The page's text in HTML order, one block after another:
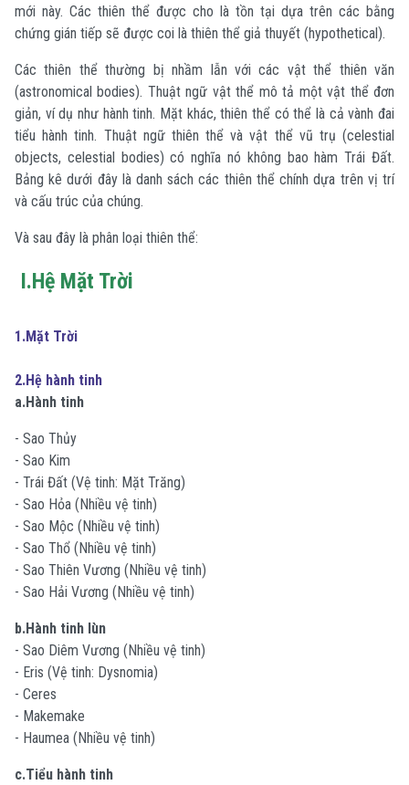
mới này. Các thiên thể được cho là tồn tại dựa trên các bằng
chứng gián tiếp sẽ được coi là thiên thể giả thuyết (hypothetical).
Các thiên thể thường bị nhầm lẫn với các vật thể thiên văn
(astronomical bodies). Thuật ngữ vật thể mô tả một vật thể đơn
giản, ví dụ như hành tinh. Mặt khác, thiên thể có thể là cả vành đai
tiểu hành tinh. Thuật ngữ thiên thể và vật thể vũ trụ (celestial
objects, celestial bodies) có nghĩa nó không bao hàm Trái Đất.
Bảng kê dưới đây là danh sách các thiên thể chính dựa trên vị trí
và cấu trúc của chúng.
Và sau đây là phân loại thiên thể:
I.Hệ Mặt Trời
1.Mặt Trời
2.Hệ hành tinh
a.Hành tinh
- Sao Thủy
- Sao Kim
- Trái Đất (Vệ tinh: Mặt Trăng)
- Sao Hỏa (Nhiều vệ tinh)
- Sao Mộc (Nhiều vệ tinh)
- Sao Thổ (Nhiều vệ tinh)
- Sao Thiên Vương (Nhiều vệ tinh)
- Sao Hải Vương (Nhiều vệ tinh)
b.Hành tinh lùn
- Sao Diêm Vương (Nhiều vệ tinh)
- Eris (Vệ tinh: Dysnomia)
- Ceres
- Makemake
- Haumea (Nhiều vệ tinh)
c.Tiểu hành tinh